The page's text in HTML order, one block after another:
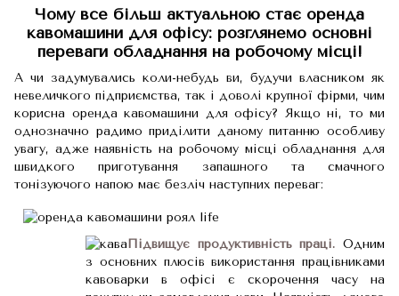
Чому все більш актуальною стає оренда
кавомашини для офісу: розглянемо основні
переваги обладнання на робочому місці!
А чи задумувались коли-небудь ви, будучи власником як
невеличкого підприємства, так і доволі крупної фірми, чим
корисна оренда кавомашини для офісу? Якщо ні, то ми
однозначно радимо приділити даному питанню особливу
увагу, адже наявність на робочому місці обладнання для
швидкого приготування запашного та смачного
тонізуючого напою має безліч наступних переваг:
Підвищує продуктивність праці. Одним
з основних плюсів використання працівниками
кавоварки в офісі є скорочення часу на